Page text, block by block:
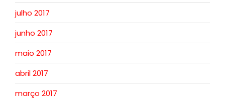
julho 2017
junho 2017
maio 2017
abril 2017
março 2017